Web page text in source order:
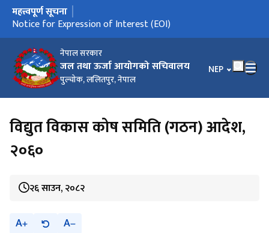
नेपाल सरकार
जल तथा ऊर्जा आयोगको सचिवालय
पुल्चोक, ललितपुर, नेपाल
भाषा चयन गर्नुहोस्
NEP
मुख्य नेभिगेसनमा जानुहोस्
महत्त्वपूर्ण सूचना
Notice for Expression of Interest (EOI)
विद्युत विकास कोष समिति (गठन) आदेश,
२०६०
२६ साउन, २०८२
A A